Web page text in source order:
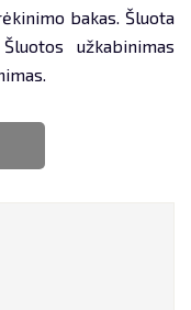
bakas. Šluota
užkabinimas